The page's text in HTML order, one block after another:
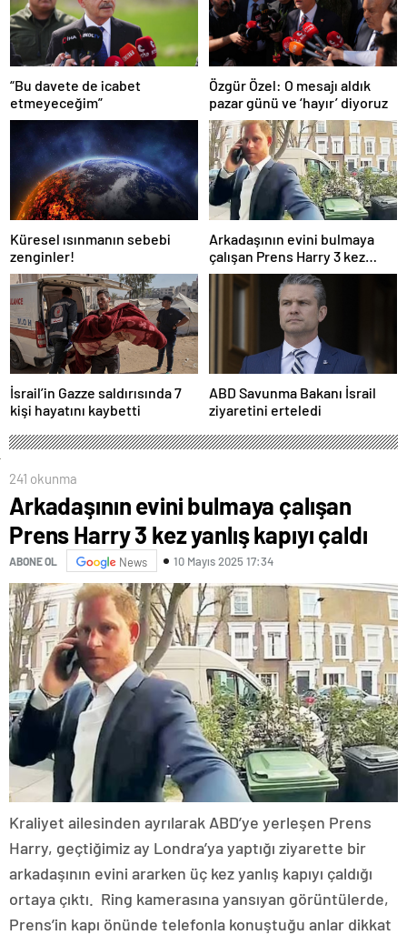
“Bu davete de icabet
etmeyeceğim”
Özgür Özel: O mesajı aldık
pazar günü ve ‘hayır’ diyoruz
Küresel ısınmanın sebebi
zenginler!
Arkadaşının evini bulmaya
çalışan Prens Harry 3 kez
yanlış kapıyı çaldı
İsrail’in Gazze saldırısında 7
kişi hayatını kaybetti
ABD Savunma Bakanı İsrail
ziyaretini erteledi
241 okunma
Arkadaşının evini bulmaya çalışan
Prens Harry 3 kez yanlış kapıyı çaldı
ABONE OL News 10 Mayıs 2025 17:34
Kraliyet ailesinden ayrılarak ABD’ye yerleşen Prens
Harry, geçtiğimiz ay Londra’ya yaptığı ziyarette bir
arkadaşının evini ararken üç kez yanlış kapıyı çaldığı
ortaya çıktı. Ring kamerasına yansıyan görüntülerde,
Prens’in kapı önünde telefonla konuştuğu anlar dikkat